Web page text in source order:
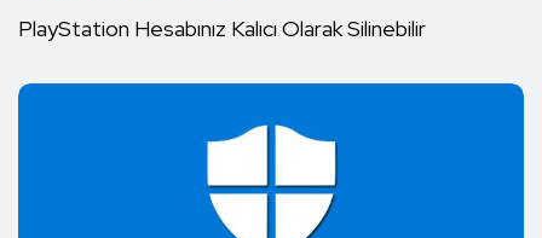
PlayStation Hesabınız Kalıcı Olarak Silinebilir